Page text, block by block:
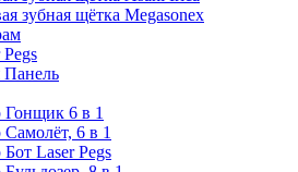
зубная щётка Megasonex
Панель
Гонщик 6 в 1
6 в 1
Laser Pegs